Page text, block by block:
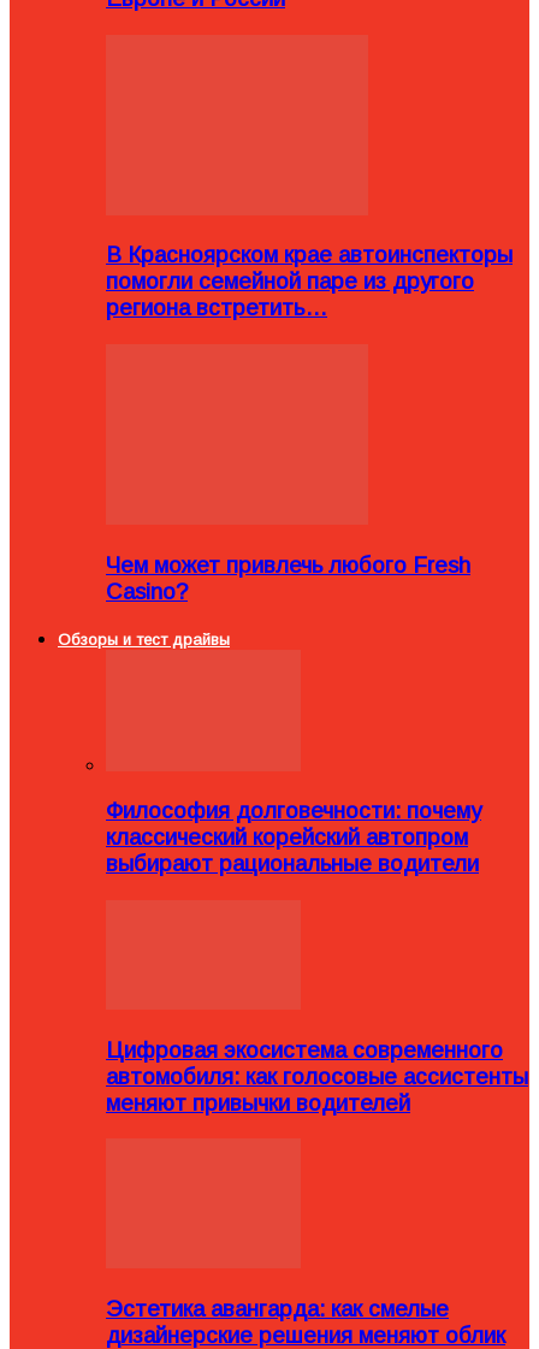
В Красноярском крае автоинспекторы
помогли семейной паре из другого
региона встретить…
Чем может привлечь любого Fresh
Casino?
Обзоры и тест драйвы
Философия долговечности: почему
классический корейский автопром
выбирают рациональные водители
Цифровая экосистема современного
автомобиля: как голосовые ассистенты
меняют привычки водителей
Эстетика авангарда: как смелые
дизайнерские решения меняют облик